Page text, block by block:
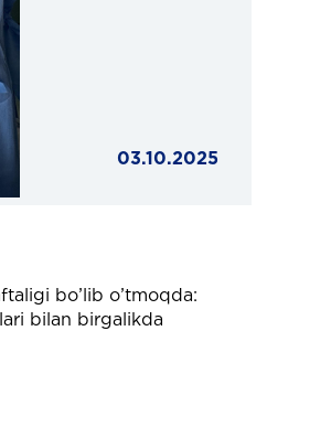
03.10.2025
bo’lib o’tmoqda:
bilan birgalikda